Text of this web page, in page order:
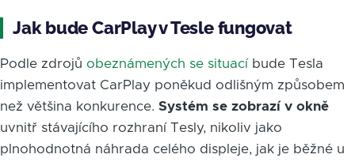
Jak bude CarPlay v Tesle fungovat
Podle zdrojů obeznámených se situacíbude Tesla
implementovat CarPlay poněkud odlišným způsobem
než většina konkurence. Systém se zobrazí v okně
uvnitř stávajícího rozhraní Tesly, nikoliv jako
plnohodnotná náhrada celého displeje, jak je běžné u